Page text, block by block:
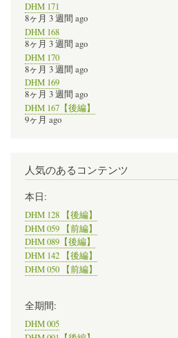
DHM 171
8ヶ月 3 週間 ago
DHM 168
8ヶ月 3 週間 ago
DHM 170
8ヶ月 3 週間 ago
DHM 169
8ヶ月 3 週間 ago
DHM 167【後編】
9ヶ月 ago
人気のあるコンテンツ
本日:
DHM 128 【後編】
DHM 059 【前編】
DHM 089【後編】
DHM 142 【後編】
DHM 050 【前編】
全期間:
DHM 005